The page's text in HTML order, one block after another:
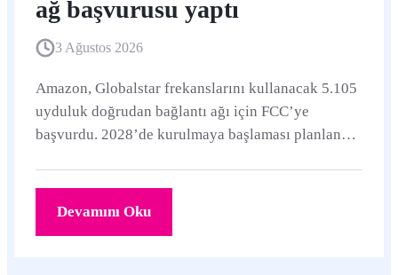
ağ başvurusu yaptı
3 Ağustos 2026
Amazon, Globalstar frekanslarını kullanacak 5.105
uyduluk doğrudan bağlantı ağı için FCC’ye
başvurdu. 2028’de kurulmaya başlaması planlanan
artırmayı hedefliyor.
Devamını Oku